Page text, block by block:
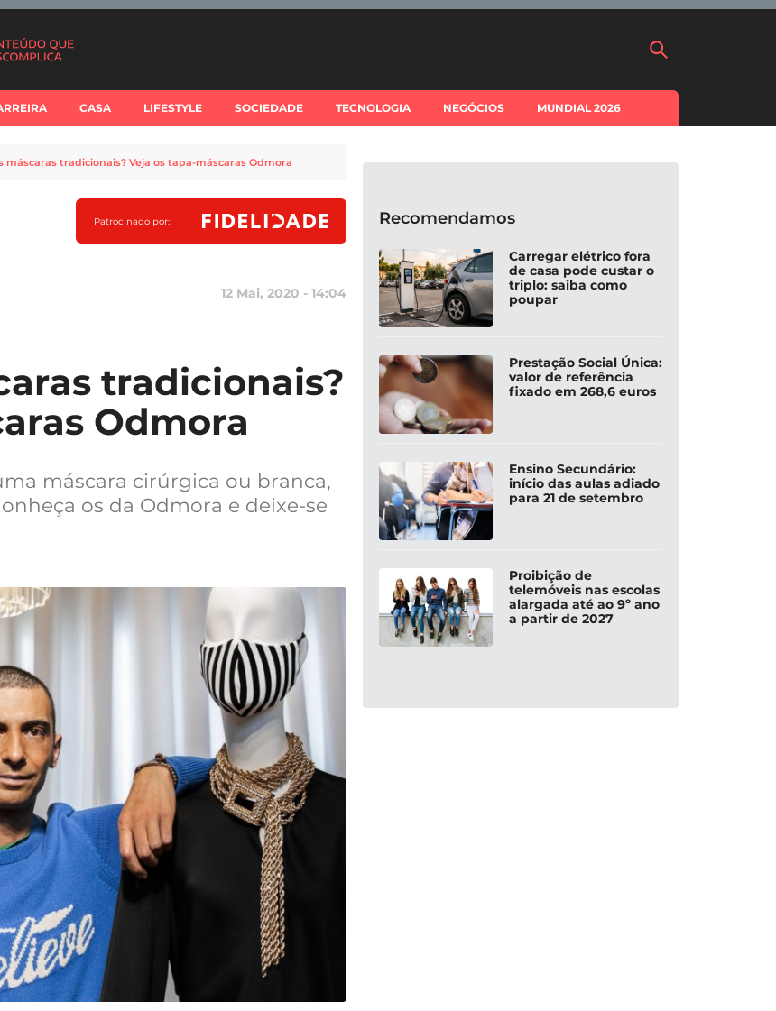
CASA LIFESTYLE SOCIEDADE TECNOLOGIA NEGÓCIOS MUNDIAL 2026
máscaras tradicionais? Veja os tapa-máscaras Odmora
Patrocinado por:
12 Mai, 2020 - 14:04
tradicionais?
Odmora
máscara cirúrgica ou branca,
os da Odmora e deixe-se
Recomendamos
Carregar elétrico fora
de casa pode custar o
triplo: saiba como
poupar
Prestação Social Única:
valor de referência
fixado em 268,6 euros
Ensino Secundário:
início das aulas adiado
para 21 de setembro
Proibição de
telemóveis nas escolas
alargada até ao 9º ano
a partir de 2027